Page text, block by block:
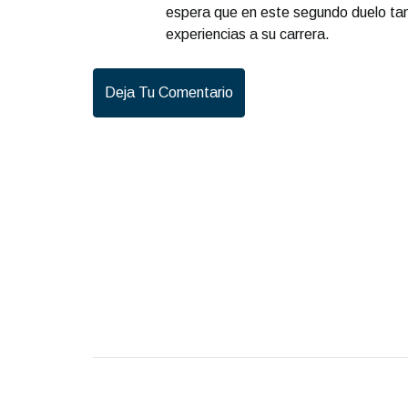
espera que en este segundo duelo
experiencias a su carrera.
Deja Tu Comentario